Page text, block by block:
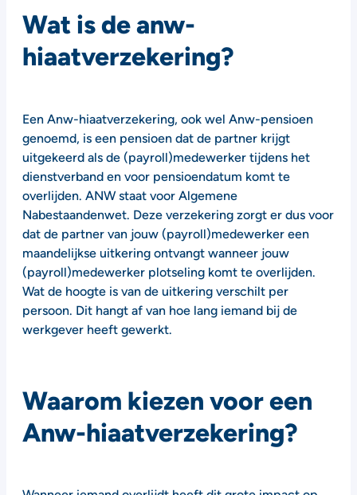
Wat is de anw-
hiaatverzekering?
Een Anw-hiaatverzekering, ook wel Anw-pensioen
genoemd, is een pensioen dat de partner krijgt
uitgekeerd als de (payroll)medewerker tijdens het
dienstverband en voor pensioendatum komt te
overlijden. ANW staat voor Algemene
Nabestaandenwet. Deze verzekering zorgt er dus voor
dat de partner van jouw (payroll)medewerker een
maandelijkse uitkering ontvangt wanneer jouw
(payroll)medewerker plotseling komt te overlijden.
Wat de hoogte is van de uitkering verschilt per
persoon. Dit hangt af van hoe lang iemand bij de
werkgever heeft gewerkt.
Waarom kiezen voor een
Anw-hiaatverzekering?